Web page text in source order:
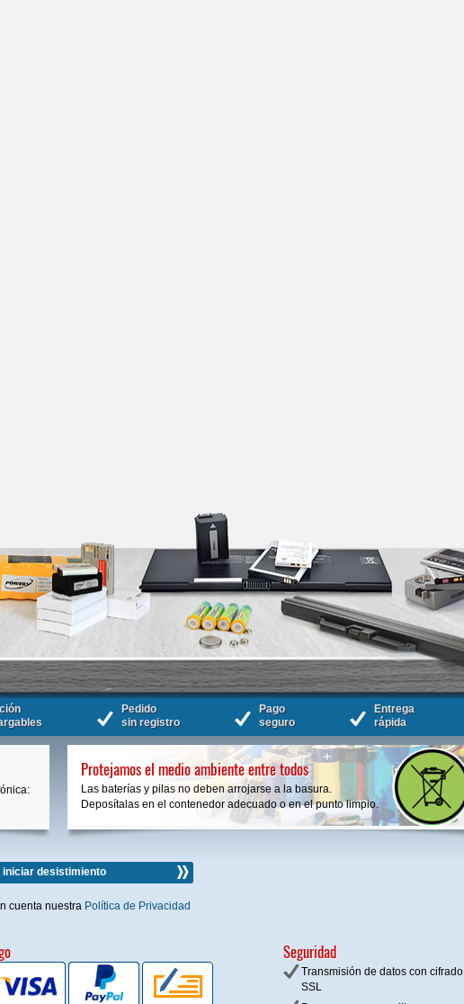
Pedido
sin registro
Pago
seguro
Entrega
rápida
Protejamos el medio ambiente entre todos
Las baterías y pilas no deben arrojarse a la basura.
Deposítalas en el contenedor adecuado o en el punto limpio.
iniciar desistimiento
cuenta nuestra Política de Privacidad
Seguridad
Transmisión de datos con cifrado
SSL